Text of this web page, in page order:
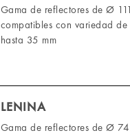
Gama de reflectores de Ø
compatibles con variedad
hasta 35 mm
LENINA
Gama de reflectores de Ø 74